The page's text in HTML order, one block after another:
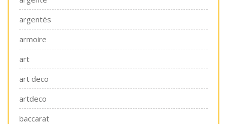
argentés
armoire
art
art deco
artdeco
baccarat